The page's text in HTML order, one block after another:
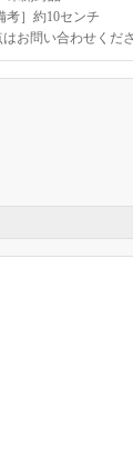
考］約10センチ
はお問い合わせくだ